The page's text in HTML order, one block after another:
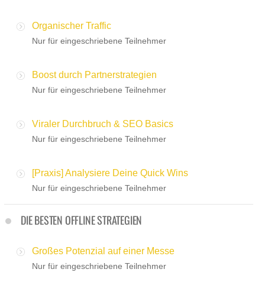
Organischer Traffic
Nur für eingeschriebene Teilnehmer
Boost durch Partnerstrategien
Nur für eingeschriebene Teilnehmer
Viraler Durchbruch & SEO Basics
Nur für eingeschriebene Teilnehmer
[Praxis] Analysiere Deine Quick Wins
Nur für eingeschriebene Teilnehmer
DIE BESTEN OFFLINE STRATEGIEN
Großes Potenzial auf einer Messe
Nur für eingeschriebene Teilnehmer